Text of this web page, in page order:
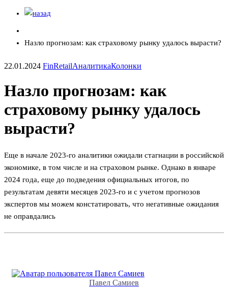
Назло прогнозам: как страховому рынку удалось вырасти?
22.01.2024 FinRetailАналитикаКолонки
Назло прогнозам: как
страховому рынку удалось
вырасти?
Еще в начале 2023-го аналитики ожидали стагнации в российской
экономике, в том числе и на страховом рынке. Однако в январе
2024 года, еще до подведения официальных итогов, по
результатам девяти месяцев 2023-го и с учетом прогнозов
экспертов мы можем констатировать, что негативные ожидания
не оправдались
Павел Самиев